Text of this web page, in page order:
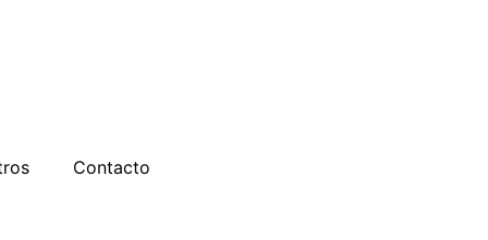
Contacto